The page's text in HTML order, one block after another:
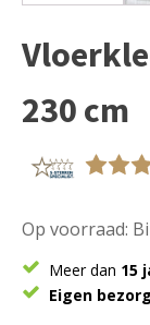
230 cm
Op voorraad:
Meer dan 15
Eigen